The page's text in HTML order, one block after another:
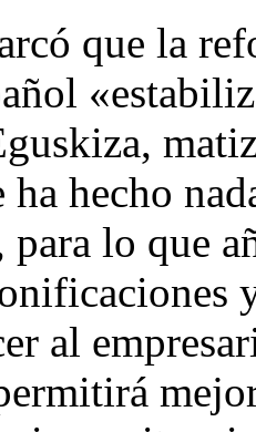
que la
ha hecho
lo que
al